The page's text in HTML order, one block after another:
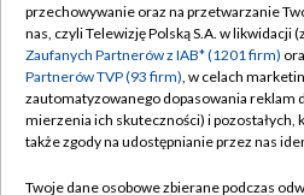
Abonament TVP
Emisja w TVP
Centrum informacji TVP
Naziemna Telewizja Cyfrowa
Polityka
Moje
przechowywanie oraz na przetwarzanie
nas, czyli Telewizję Polską S.A. w likwidacji
Zaufanych Partnerów z IAB* (1201 firm)
Partnerów TVP (93 firm), w celach
zautomatyzowanego dopasowania reklam
mierzenia ich skuteczności) i pozostałych,
także zgody na udostępnianie przez nas
Twoje dane osobowe zbierane podczas